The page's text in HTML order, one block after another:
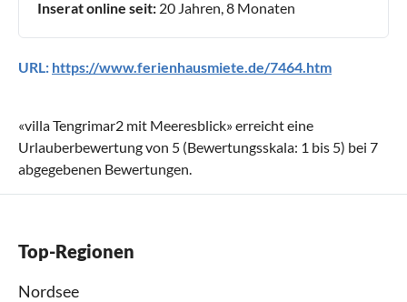
Inserat online seit: 20 Jahren, 8 Monaten
URL: https://www.ferienhausmiete.de/7464.htm
«villa Tengrimar2 mit Meeresblick» erreicht eine
Urlauberbewertung von 5 (Bewertungsskala: 1 bis 5) bei 7
abgegebenen Bewertungen.
Top-Regionen
Nordsee